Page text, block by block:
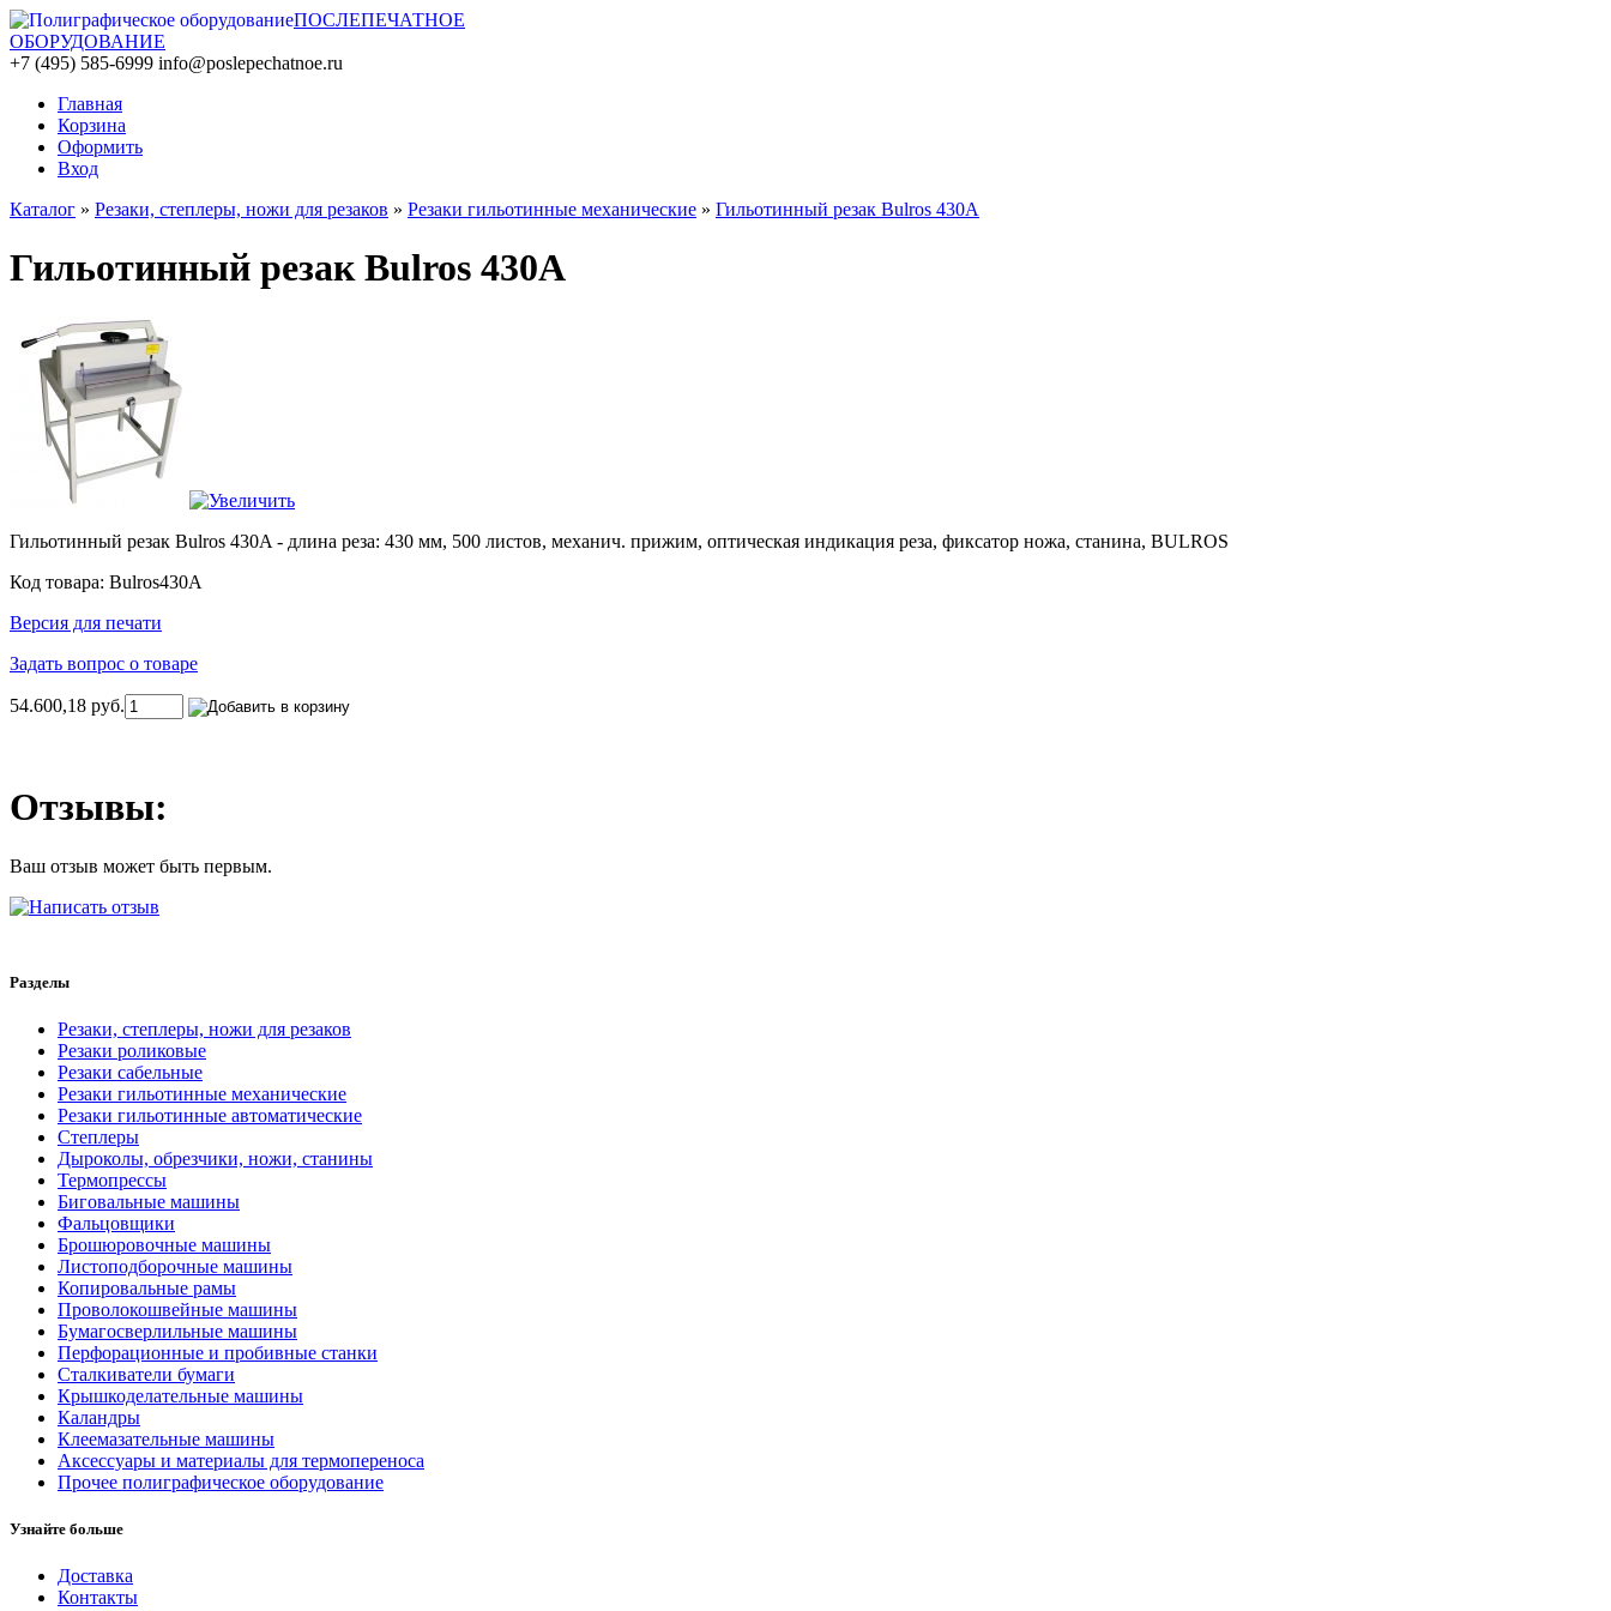
ПОСЛЕПЕЧАТНОЕ
ОБОРУДОВАНИЕ
+7 (495) 585-6999 info@poslepechatnoe.ru
Главная
Корзина
Оформить
Вход
Каталог » Резаки, степлеры, ножи для резаков » Резаки гильотинные механические » Гильотинный резак Bulros 430A
Гильотинный резак Bulros 430A
Гильотинный резак Bulros 430A - длина реза: 430 мм, 500 листов, механич. прижим, оптическая индикация реза, фиксатор ножа, станина, BULROS
Код товара: Bulros430A
Версия для печати
Задать вопрос о товаре
54.600,18 руб.
Отзывы:
Ваш отзыв может быть первым.
Разделы
Резаки, степлеры, ножи для резаков
Резаки роликовые
Резаки сабельные
Резаки гильотинные механические
Резаки гильотинные автоматические
Степлеры
Дыроколы, обрезчики, ножи, станины
Термопрессы
Биговальные машины
Фальцовщики
Брошюровочные машины
Листоподборочные машины
Копировальные рамы
Проволокошвейные машины
Бумагосверлильные машины
Перфорационные и пробивные станки
Сталкиватели бумаги
Крышкоделательные машины
Каландры
Клеемазательные машины
Аксеcсуары и материалы для термопереноса
Прочее полиграфическое оборудование
Узнайте больше
Доставка
Контакты